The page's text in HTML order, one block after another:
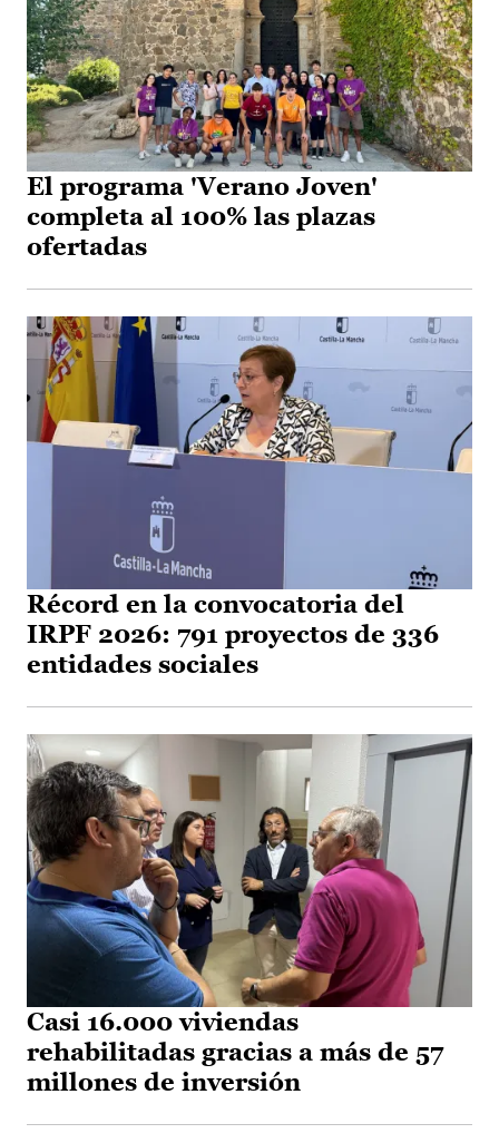
El programa 'Verano Joven'
completa al 100% las plazas
ofertadas
Récord en la convocatoria del
IRPF 2026: 791 proyectos de 336
entidades sociales
Casi 16.000 viviendas
rehabilitadas gracias a más de 57
millones de inversión